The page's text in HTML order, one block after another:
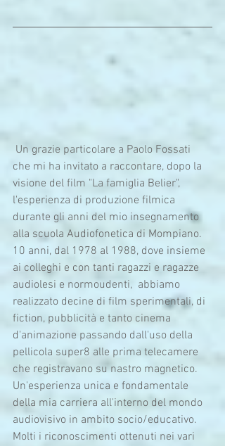
che mi ha invitato a raccontare, dopo la
visione del film "La famiglia Belier",
l'esperienza di produzione filmica
durante gli anni del mio insegnamento
alla scuola Audiofonetica di Mompiano.
10 anni, dal 1978 al 1988, dove insieme
ai colleghi e con tanti ragazzi e ragazze
audiolesi e normoudenti,  abbiamo
realizzato decine di film sperimentali, di
fiction, pubblicità e tanto cinema
d'animazione passando dall'uso della
pellicola super8 alle prima telecamere
che registravano su nastro magnetico.
Un'esperienza unica e fondamentale
della mia carriera all'interno del mondo
audiovisivo in ambito socio/educativo.
Molti i riconoscimenti ottenuti nei vari